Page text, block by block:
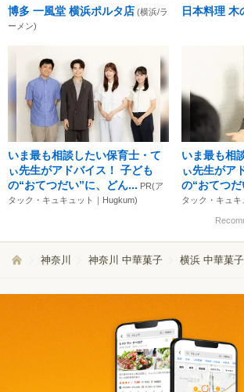
博多 一風堂 横浜ポルタ店 (横浜/ラ
ーメン)
日本料理 木
いま最も相談したい保育士・て
ぃ先生がアドバイス！ 子ども
の“おてつだい”に、どん... PR(ア
タック・キュキュット｜Hugkum)
いま最も相
ぃ先生がア
の“おてつ
タック・キュ
神奈川 神奈川 中華菓子 横浜 中華菓子